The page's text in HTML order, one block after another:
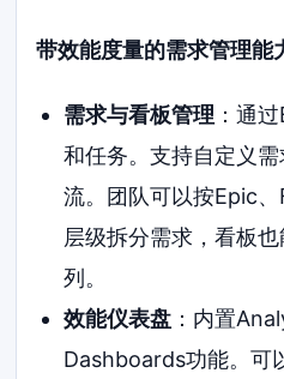
带效能度量的需求管理能
需求与看板管理 ：通
和任务。支持自定义
流。团队可以按Epic
层级拆分需求，看板
列。
效能仪表盘：内置
Dashboards功能。可